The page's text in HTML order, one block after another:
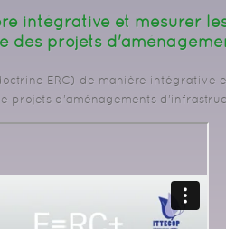
intégrative et mesurer
des projets
ERC) de manière intégrative
projets d’aménagements